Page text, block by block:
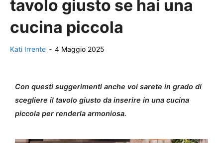
tavolo giusto se hai una
cucina piccola
Kati Irrente - 4 Maggio 2025
Con questi suggerimenti anche voi sarete in grado di
scegliere il tavolo giusto da inserire in una cucina
piccola per renderla armoniosa.